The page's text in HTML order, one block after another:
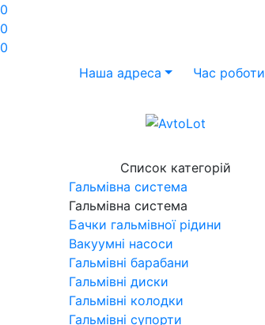
0
0
0
Наша адреса
Час роботи
Список категорій
Гальмівна система
Гальмівна система
Бачки гальмівної рідини
Вакуумні насоси
Гальмівні барабани
Гальмівні диски
Гальмівні колодки
Гальмівні супорти